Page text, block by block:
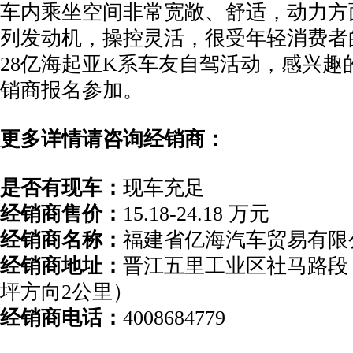
车内乘坐空间非常宽敞、舒适，动力
列发动机，操控灵活，很受年轻消费
28亿海起亚K系车友自驾活动，感兴趣
销商报名参加。
更多详情请咨询经销商：
是否有现车： 现车充足
经销商售价： 15.18-24.18 万元
经销商名称： 福建省亿海汽车贸易有
经销商地址： 晋江五里工业区社马路
坪方向2公里）
经销商电话： 4008684779